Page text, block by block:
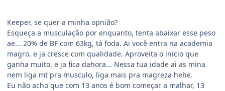
Keeper, se quer a minha opnião?
Esqueça a musculação por enquanto, tenta abaixar esse peso
ae... 20% de BF com 63kg, tá foda. Ai você entra na academia
magro, e ja cresce com qualidade. Aproveita o inicio que
ganha muito, e ja fica dahora... Nessa tua idade ai as mina
nem liga mt pra musculo, liga mais pra magreza hehe.
Eu não acho que com 13 anos é bom começar a malhar, 13